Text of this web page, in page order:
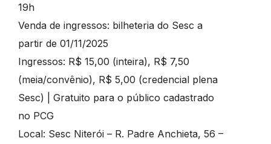
19h
Venda de ingressos: bilheteria do Sesc a
partir de 01/11/2025
Ingressos: R$ 15,00 (inteira), R$ 7,50
(meia/convênio), R$ 5,00 (credencial plena
Sesc) | Gratuito para o público cadastrado
no PCG
Local: Sesc Niterói – R. Padre Anchieta, 56 –